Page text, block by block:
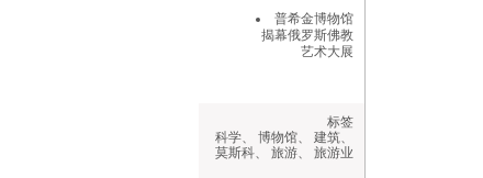
普希金博物馆
揭幕俄罗斯佛教
艺术大展
标签
科学、 博物馆、 建筑、
莫斯科、 旅游、 旅游业